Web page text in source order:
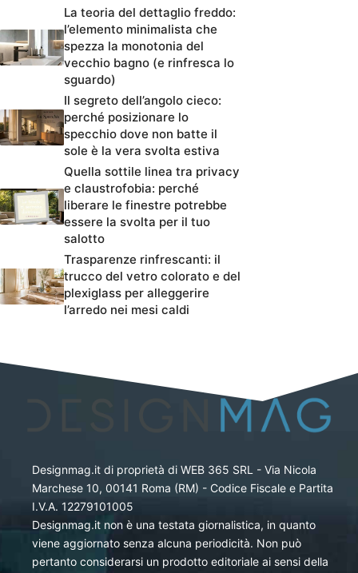
La teoria del dettaglio freddo:
l’elemento minimalista che
spezza la monotonia del
vecchio bagno (e rinfresca lo
sguardo)
Il segreto dell’angolo cieco:
perché posizionare lo
specchio dove non batte il
sole è la vera svolta estiva
Quella sottile linea tra privacy
e claustrofobia: perché
liberare le finestre potrebbe
essere la svolta per il tuo
salotto
Trasparenze rinfrescanti: il
trucco del vetro colorato e del
plexiglass per alleggerire
l’arredo nei mesi caldi
Designmag.it di proprietà di WEB 365 SRL - Via Nicola
Marchese 10, 00141 Roma (RM) - Codice Fiscale e Partita
I.V.A. 12279101005
Designmag.it non è una testata giornalistica, in quanto
viene aggiornato senza alcuna periodicità. Non può
pertanto considerarsi un prodotto editoriale ai sensi della